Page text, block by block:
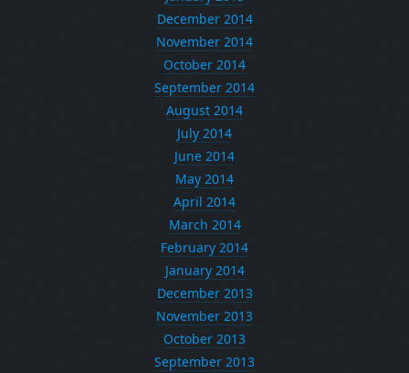
December 2014
November 2014
October 2014
September 2014
August 2014
July 2014
June 2014
May 2014
April 2014
March 2014
February 2014
January 2014
December 2013
November 2013
October 2013
September 2013